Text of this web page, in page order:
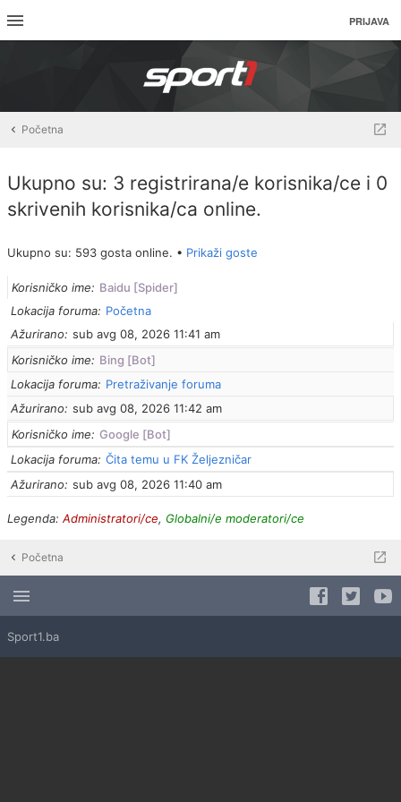
PRIJAVA
Početna
Ukupno su: 3 registrirana/e korisnika/ce i 0
skrivenih korisnika/ca online.
Ukupno su: 593 gosta online. • Prikaži goste
Korisničko ime
Baidu [Spider]
Lokacija foruma
Početna
Ažurirano
sub avg 08, 2026 11:41 am
Korisničko ime
Bing [Bot]
Lokacija foruma
Pretraživanje foruma
Ažurirano
sub avg 08, 2026 11:42 am
Korisničko ime
Google [Bot]
Lokacija foruma Čita temu u FK Željezničar
Ažurirano
sub avg 08, 2026 11:40 am
Legenda: Administratori/ce, Globalni/e moderatori/ce
Početna
Sport1.ba